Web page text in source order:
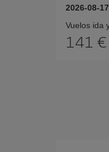
2026-08-17
Vuelos ida
141 €